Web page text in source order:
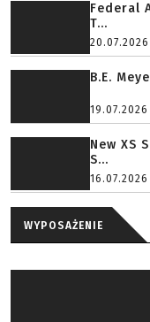
Federal
T...
20.07.2026
B.E.
19.07.2026
New XS
S...
16.07.2026
WYPOSAŻENIE